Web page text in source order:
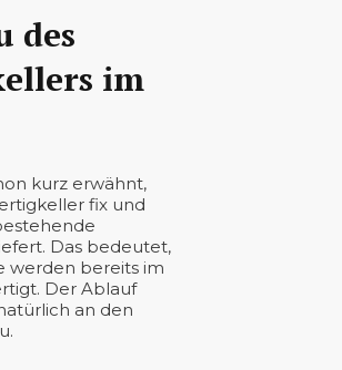
des
im
kurz erwähnt,
fix und
Das bedeutet,
werden bereits im
Der Ablauf
an den